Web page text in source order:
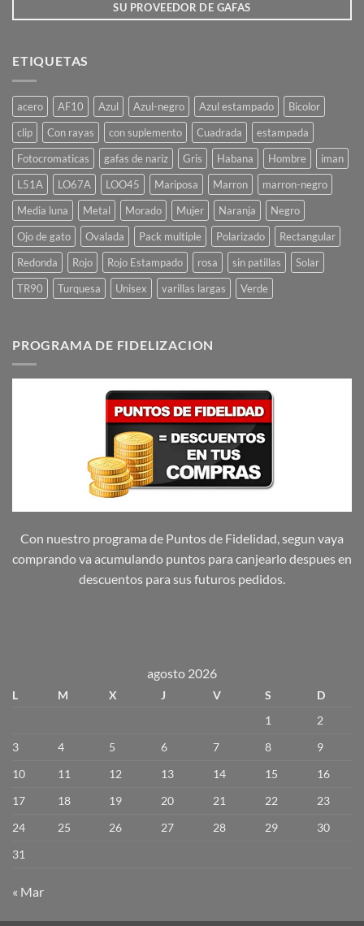
SU PROVEEDOR DE GAFAS
ETIQUETAS
acero AF10 Azul Azul-negro Azul estampado
Bicolor
clip
Con rayas con suplemento Cuadrada
estampada
Fotocromaticas
gafas de nariz Gris Habana Hombre
iman
L51A
LO67A LOO45 Mariposa Marron
marron-negro
Media luna
Metal Morado Mujer Naranja
Negro
Ojo de gato
Ovalada Pack multiple Polarizado
Rectangular
Redonda
Rojo Rojo Estampado rosa sin patillas
Solar
TR90
Turquesa Unisex varillas largas Verde
PROGRAMA DE FIDELIZACION
Con nuestro programa de Puntos de Fidelidad, segun vaya
comprando va acumulando puntos para canjearlo despues en
descuentos para sus futuros pedidos.
agosto 2026
L M X J V S
D
1
2
3
4 5 6 7 8
9
10
11 12 13 14 15
16
17
18 19 20 21 22
23
24
25 26 27 28 29
30
31
« Mar